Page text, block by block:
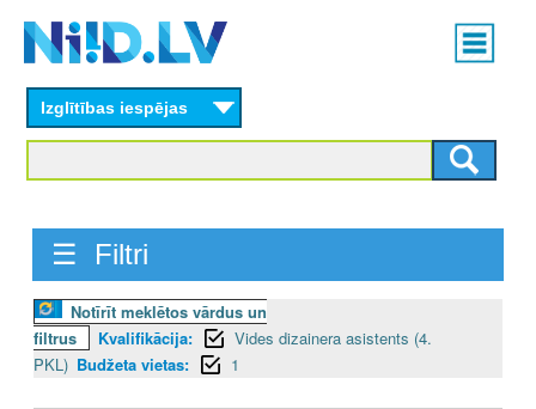
content
Main
menu
Izglītības iespējas
☰ Filtri
Notīrīt meklētos vārdus un
filtrus
Kvalifikācija:
Vides dizainera asistents (4.
PKL) Budžeta vietas: 1